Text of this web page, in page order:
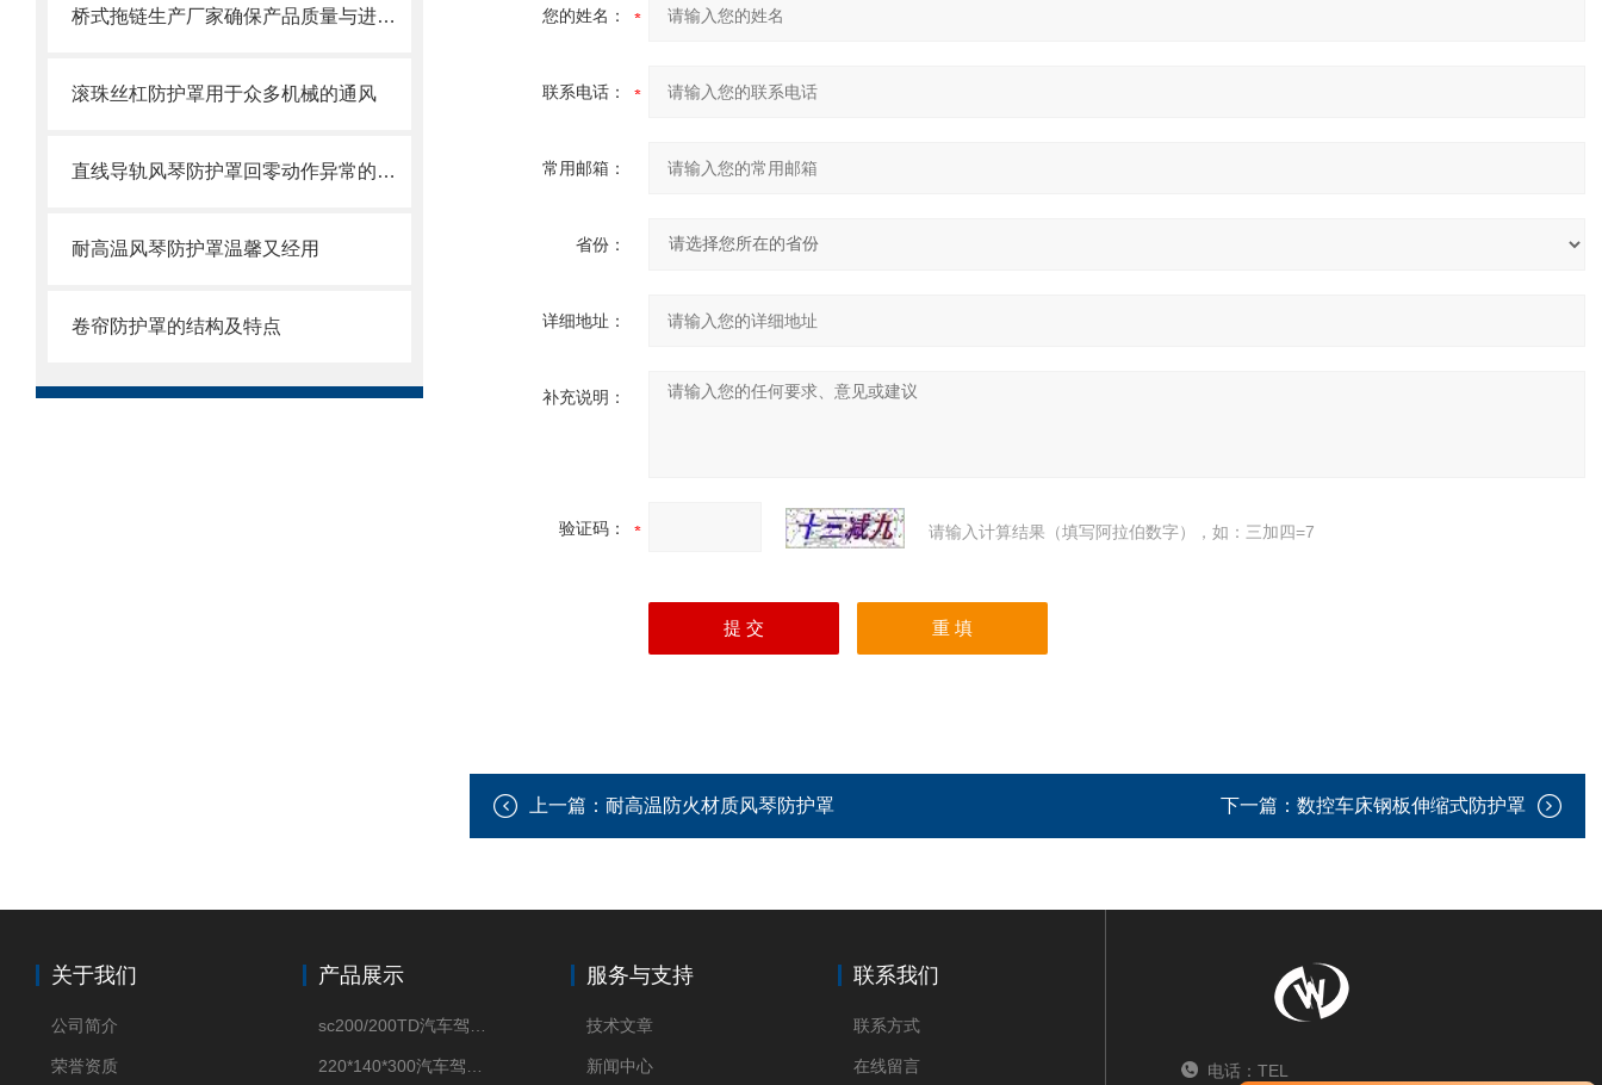
桥式拖链生产厂家确保产品质量与进度的方式
滚珠丝杠防护罩用于众多机械的通风
直线导轨风琴防护罩回零动作异常的原因及解决方法
耐高温风琴防护罩温馨又经用
卷帘防护罩的结构及特点
您的姓名：
联系电话：
常用邮箱：
省份：
详细地址：
补充说明：
验证码： 请输入计算结果（填写阿拉伯数字），如：三加四=7
上一篇： 耐高温防火材质风琴防护罩 下一篇： 数控车床钢板伸缩式防护罩
关于我们
公司简介
荣誉资质
产品展示 服务与支持
技术文章
新闻中心
联系我们
联系方式
在线留言 电话：TEL